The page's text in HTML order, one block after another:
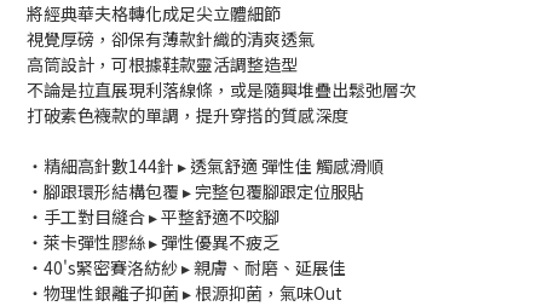
將經典華夫格轉化成足尖立體細節
視覺厚磅，卻保有薄款針織的清爽透氣
高筒設計，可根據鞋款靈活調整造型
不論是拉直展現利落線條，或是隨興堆疊出鬆弛層次
打破素色襪款的單調，提升穿搭的質感深度
・精細高針數144針 ▸ 透氣舒適 彈性佳 觸感滑順
・腳跟環形結構包覆 ▸ 完整包覆腳跟定位服貼
・手工對目縫合 ▸ 平整舒適不咬腳
・萊卡彈性膠絲 ▸ 彈性優異不疲乏
・40's緊密賽洛紡紗 ▸ 親膚、耐磨、延展佳
・物理性銀離子抑菌 ▸ 根源抑菌，氣味Out